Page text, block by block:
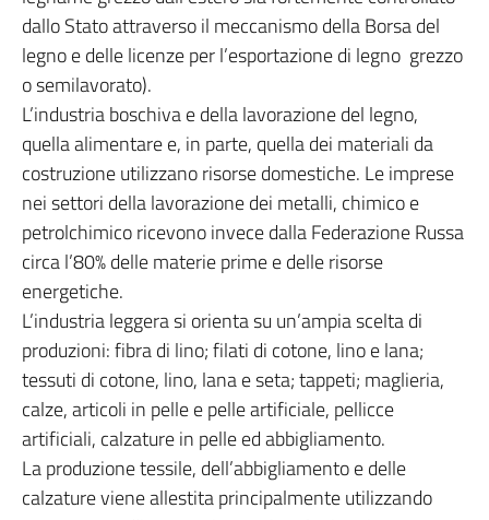
dallo Stato attraverso il meccanismo della Borsa del
legno e delle licenze per l’esportazione di legno grezzo
o semilavorato).
L’industria boschiva e della lavorazione del legno,
quella alimentare e, in parte, quella dei materiali da
costruzione utilizzano risorse domestiche. Le imprese
nei settori della lavorazione dei metalli, chimico e
petrolchimico ricevono invece dalla Federazione Russa
circa l’80% delle materie prime e delle risorse
energetiche.
L’industria leggera si orienta su un’ampia scelta di
produzioni: fibra di lino; filati di cotone, lino e lana;
tessuti di cotone, lino, lana e seta; tappeti; maglieria,
calze, articoli in pelle e pelle artificiale, pellicce
artificiali, calzature in pelle ed abbigliamento.
La produzione tessile, dell’abbigliamento e delle
calzature viene allestita principalmente utilizzando